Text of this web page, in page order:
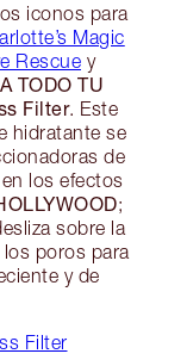
iconos para
Magic
Rescue y
TODO TU
Filter. Este
hidratante se
de
los efectos
;
sobre la
poros para
y de
Filter